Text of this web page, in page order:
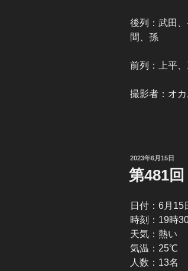
後列：武田
間、孫
前列：上平
撮影者：オカ
投
稿
日:
2023年6月15日
第481回
日付：6月15
時刻：19時
天気：熱い
気温：25℃
人数：13名